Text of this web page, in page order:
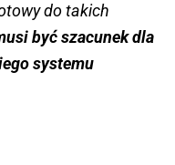
do takich
być szacunek dla
systemu